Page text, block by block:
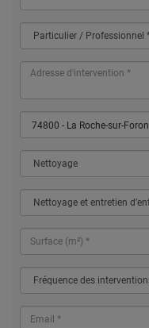
74800 - La Roche-sur-Foron